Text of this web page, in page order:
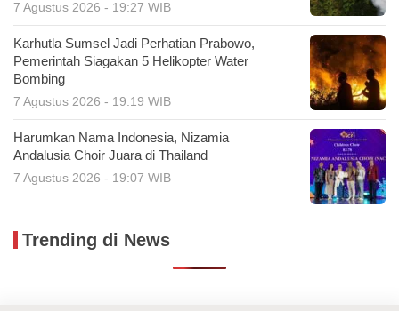
7 Agustus 2026 - 19:27 WIB
Karhutla Sumsel Jadi Perhatian Prabowo,
Pemerintah Siagakan 5 Helikopter Water
Bombing
7 Agustus 2026 - 19:19 WIB
Harumkan Nama Indonesia, Nizamia
Andalusia Choir Juara di Thailand
7 Agustus 2026 - 19:07 WIB
Trending di News